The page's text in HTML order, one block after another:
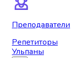
Преподаватели
Репетиторы
Ульпаны